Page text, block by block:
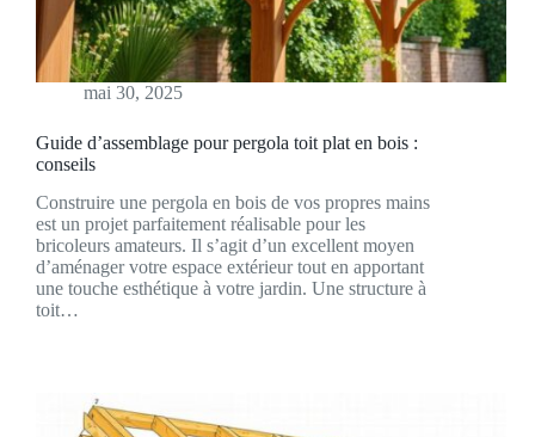
mai 30, 2025
Guide d’assemblage pour pergola toit plat en bois :
conseils
Construire une pergola en bois de vos propres mains
est un projet parfaitement réalisable pour les
bricoleurs amateurs. Il s’agit d’un excellent moyen
d’aménager votre espace extérieur tout en apportant
une touche esthétique à votre jardin. Une structure à
toit…